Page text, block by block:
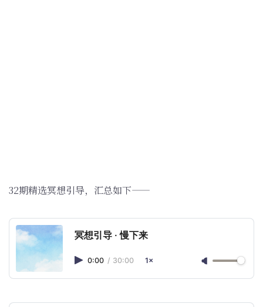
32期精选冥想引导，汇总如下——
冥想引导 · 慢下来
0:00 / 30:00 1×